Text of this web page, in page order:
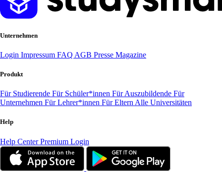
Unternehmen
Login Impressum FAQ AGB Presse Magazine
Produkt
Für Studierende Für Schüler*innen Für Auszubildende Für
Unternehmen Für Lehrer*innen Für Eltern Alle Universitäten
Help
Help CenterPremium Login